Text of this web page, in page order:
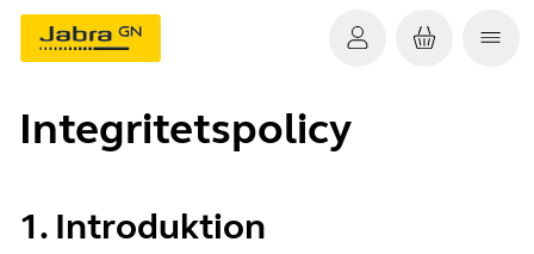
Integritetspolicy
1. Introduktion